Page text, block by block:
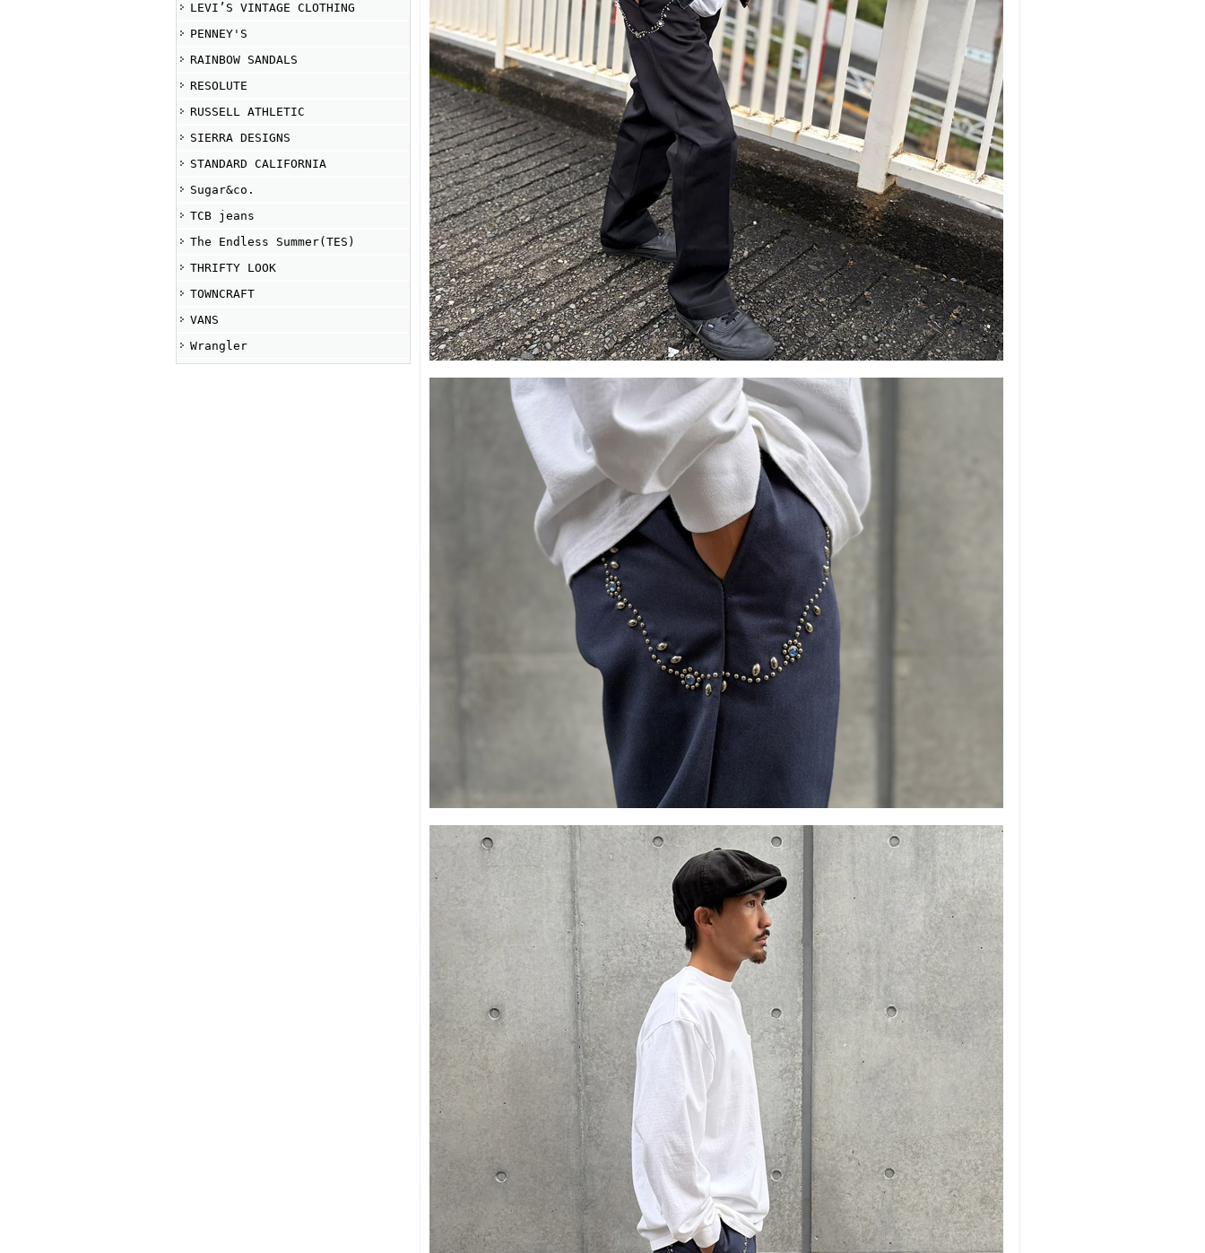
LEVI’S VINTAGE CLOTHING
PENNEY'S
RAINBOW SANDALS
RESOLUTE
RUSSELL ATHLETIC
SIERRA DESIGNS
STANDARD CALIFORNIA
Sugar&co.
TCB jeans
The Endless Summer(TES)
THRIFTY LOOK
TOWNCRAFT
VANS
Wrangler